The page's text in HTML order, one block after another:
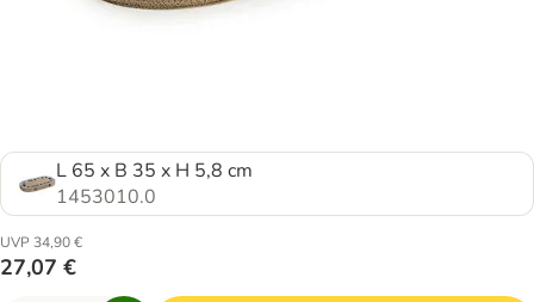
L 65 x B 35 x H 5,8 cm
1453010.0
UVP 34,90 €
27,07 €